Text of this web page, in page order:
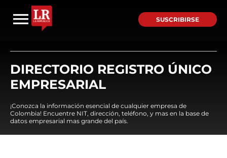
SUSCRIBIRSE
DIRECTORIO REGISTRO ÚNICO
EMPRESARIAL
¡Conozca la información esencial de cualquier empresa de
Colombia! Encuentre NIT, dirección, teléfono, y mas en la base de
datos empresarial mas grande del país.